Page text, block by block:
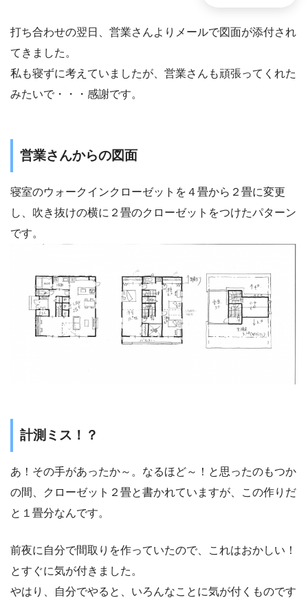
打ち合わせの翌日、営業さんよりメールで図面が添付され
てきました。
私も寝ずに考えていましたが、営業さんも頑張ってくれた
みたいで・・・感謝です。
営業さんからの図面
寝室のウォークインクローゼットを４畳から２畳に変更
し、吹き抜けの横に２畳のクローゼットをつけたパターン
です。
計測ミス！？
あ！その手があったか～。なるほど～！と思ったのもつか
の間、クローゼット２畳と書かれていますが、この作りだ
と１畳分なんです。
前夜に自分で間取りを作っていたので、これはおかしい！
とすぐに気が付きました。
やはり、自分でやると、いろんなことに気が付くものです